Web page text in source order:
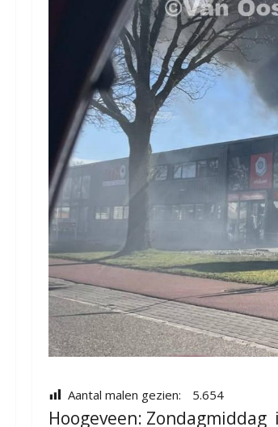
Aantal malen gezien: 5.654
Hoogeveen: